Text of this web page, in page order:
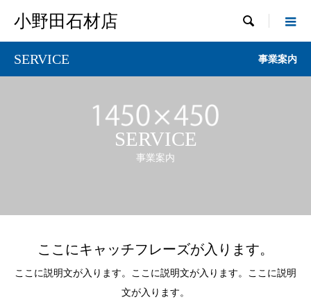
小野田石材店 
SERVICE 事業案内
SERVICE
事業案内
ここにキャッチフレーズが入ります。
ここに説明文が入ります。ここに説明文が入ります。ここに説明
文が入ります。